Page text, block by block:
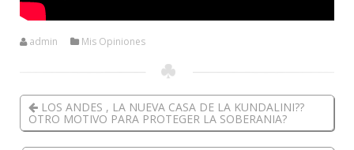
admin Mis Opiniones
LOS ANDES , LA NUEVA CASA DE LA KUNDALINI??
OTRO MOTIVO PARA PROTEGER LA SOBERANIA?